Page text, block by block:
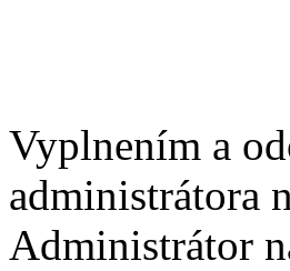
Vyplnením a
administrátora
Administrátor